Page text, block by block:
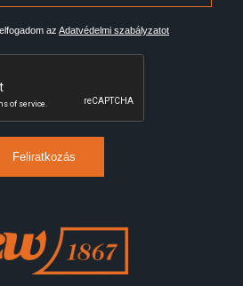
az Adatvédelmi szabályzatot
Feliratkozás